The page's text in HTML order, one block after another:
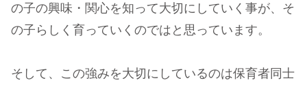
の子の興味・関心を知って大切にしていく事が、そ
の子らしく育っていくのではと思っています。
そして、この強みを大切にしているのは保育者同士